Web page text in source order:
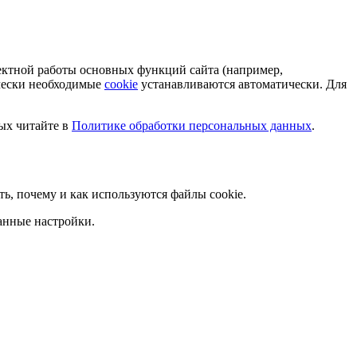
работы основных функций сайта (например,
необходимые cookie устанавливаются автоматически. Для
читайте в Политике обработки персональных данных.
почему и как используются файлы cookie.
настройки.